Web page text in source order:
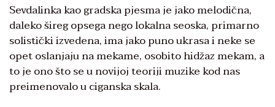
Sevdalinka kao gradska pjesma je jako melodična,
daleko šireg opsega nego lokalna seoska, primarno
solistički izvedena, ima jako puno ukrasa i neke se
opet oslanjaju na mekame, osobito hidžaz mekam, a
to je ono što se u novijoj teoriji muzike kod nas
preimenovalo u ciganska skala.